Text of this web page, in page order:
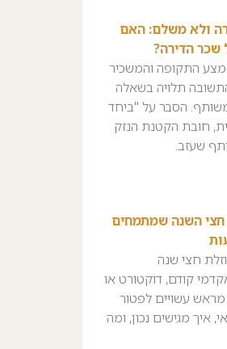
ולא משלם: האם
שכר הדירה?
התקופה והמשכיר
תלויה בשאלה
הסבר על "ביחד
חובת הקטנת הנזק
שעזב.
חצי השנה שמתמחים
חצי שנה
קודם, דוקטורט או
עשויים לפטור
איך מגישים נכון, ומה